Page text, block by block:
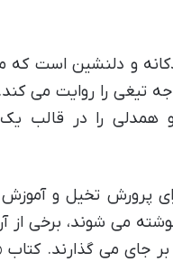
و دلنشین است
تیغی را روایت می
همدلی را در قالب
پرورش تخیل و
می شوند، برخی
جای می گذارند. کتاب